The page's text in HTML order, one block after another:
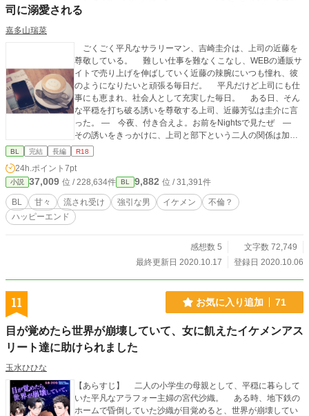
司に溺愛される
嘉多山瑞菜
ごくごく平凡なサラリーマン、吉崎圭介は、上司の近藤を
尊敬している。 難しい仕事を難なくこなし、WEBの通販サ
イトで売り上げを伸ばしていく近藤の辣腕にいつも憧れ、彼
のようになりたいと頑張る毎日だ。 平凡だけど上司にも仕
事にも恵まれ、社会人として充実した毎日。 ある日、そん
な平穏を打ち破る誘いを尊敬する上司、近藤芳弘は圭介に言
った。 ― 今夜、付き合えよ。お前をNightsで見たぜ ―
その誘いをきっかけに、上司と部下という二人の関係は加速
度的に壊れていく。 のんびりした天然おとぼけ気味の部下
ートフルラブストーリーです！！ ●時間は不定期ですが、完
結まで毎日更新します。 ●作中内の団体名、企業名、商品名
などは全てフィクションです。 ●R18表現は予告なく入りま
すので、ご留意ください。 ●設定はゆるく、ふんわりしてい
るご都合主義です。
BL 完結 長編 R18
24h.ポイント 7pt
小説 37,009 位 / 228,634件 BL 9,882 位 / 31,391件
BL 甘々 流され受け 強引な男 イケメン
不倫？
ハッピーエンド
感想数 5
文字数 72,749
最終更新日 2020.10.17
登録日 2020.10.06
11 お気に入り追加 71
目が覚めたら世界が崩壊していて、女に飢えたイケメンアス
リート達に助けられました
玉水ひひな
【あらすじ】 二人の小学生の母親として、平穏に暮らして
いた平凡なアラフォー主婦の宮代沙織。 ある時、地下鉄の
ホームで昏倒していた沙織が目覚めると、世界が崩壊してい